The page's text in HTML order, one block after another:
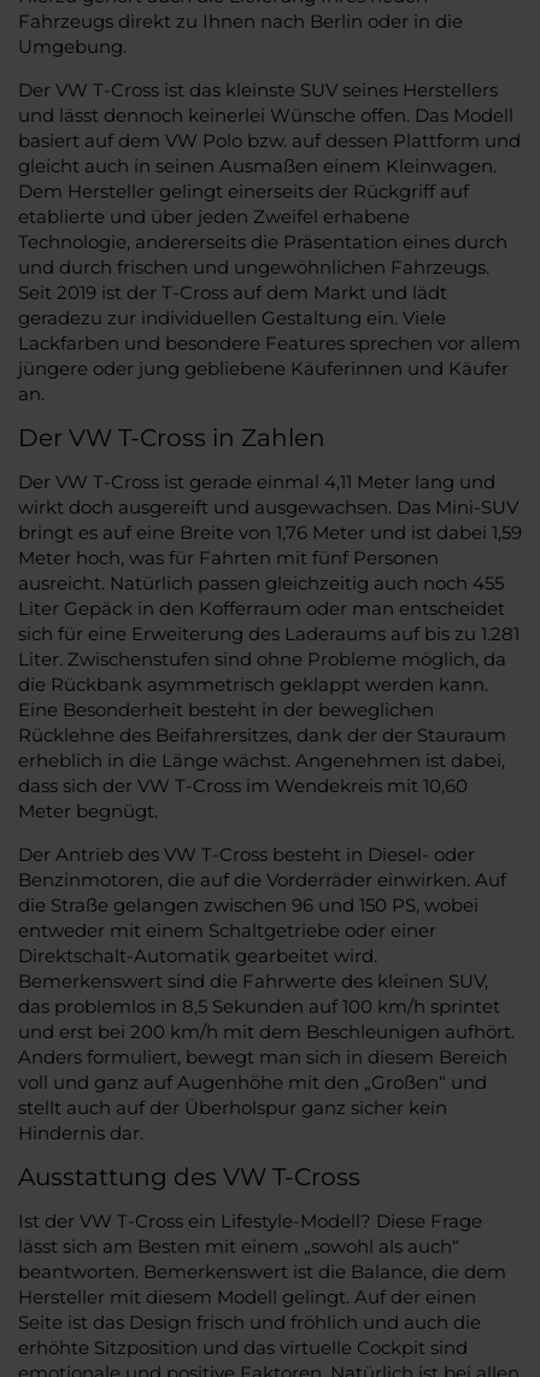
Fahrzeugs direkt zu Ihnen nach Berlin oder in die
Umgebung.
Der VW T-Cross ist das kleinste SUV seines Herstellers
und lässt dennoch keinerlei Wünsche offen. Das Modell
basiert auf dem VW Polo bzw. auf dessen Plattform und
gleicht auch in seinen Ausmaßen einem Kleinwagen.
Dem Hersteller gelingt einerseits der Rückgriff auf
etablierte und über jeden Zweifel erhabene
Technologie, andererseits die Präsentation eines durch
und durch frischen und ungewöhnlichen Fahrzeugs.
Seit 2019 ist der T-Cross auf dem Markt und lädt
geradezu zur individuellen Gestaltung ein. Viele
Lackfarben und besondere Features sprechen vor allem
jüngere oder jung gebliebene Käuferinnen und Käufer
an.
Der VW T-Cross in Zahlen
Der VW T-Cross ist gerade einmal 4,11 Meter lang und
wirkt doch ausgereift und ausgewachsen. Das Mini-SUV
bringt es auf eine Breite von 1,76 Meter und ist dabei 1,59
Meter hoch, was für Fahrten mit fünf Personen
ausreicht. Natürlich passen gleichzeitig auch noch 455
Liter Gepäck in den Kofferraum oder man entscheidet
sich für eine Erweiterung des Laderaums auf bis zu 1.281
Liter. Zwischenstufen sind ohne Probleme möglich, da
die Rückbank asymmetrisch geklappt werden kann.
Eine Besonderheit besteht in der beweglichen
Rücklehne des Beifahrersitzes, dank der der Stauraum
erheblich in die Länge wächst. Angenehmen ist dabei,
dass sich der VW T-Cross im Wendekreis mit 10,60
Meter begnügt.
Der Antrieb des VW T-Cross besteht in Diesel- oder
Benzinmotoren, die auf die Vorderräder einwirken. Auf
die Straße gelangen zwischen 96 und 150 PS, wobei
entweder mit einem Schaltgetriebe oder einer
Direktschalt-Automatik gearbeitet wird.
Bemerkenswert sind die Fahrwerte des kleinen SUV,
das problemlos in 8,5 Sekunden auf 100 km/h sprintet
und erst bei 200 km/h mit dem Beschleunigen aufhört.
Anders formuliert, bewegt man sich in diesem Bereich
voll und ganz auf Augenhöhe mit den „Großen“ und
stellt auch auf der Überholspur ganz sicher kein
Hindernis dar.
Ausstattung des VW T-Cross
Ist der VW T-Cross ein Lifestyle-Modell? Diese Frage
lässt sich am Besten mit einem „sowohl als auch“
beantworten. Bemerkenswert ist die Balance, die dem
Hersteller mit diesem Modell gelingt. Auf der einen
Seite ist das Design frisch und fröhlich und auch die
erhöhte Sitzposition und das virtuelle Cockpit sind
emotionale und positive Faktoren. Natürlich ist bei allen